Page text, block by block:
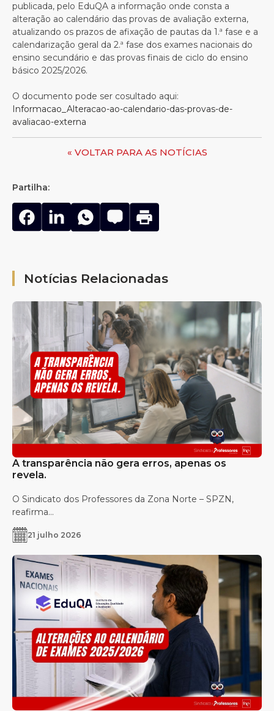
publicada, pelo EduQA a informação onde consta a
alteração ao calendário das provas de avaliação externa,
atualizando os prazos de afixação de pautas da 1.ª fase e a
calendarização geral da 2.ª fase dos exames nacionais do
ensino secundário e das provas finais de ciclo do ensino
básico 2025/2026.
O documento pode ser cosultado aqui:
Informacao_Alteracao-ao-calendario-das-provas-de-
avaliacao-externa
« VOLTAR PARA AS NOTÍCIAS
Partilha:
Notícias Relacionadas
A transparência não gera erros, apenas os
revela.
O Sindicato dos Professores da Zona Norte – SPZN,
reafirma...
21 julho 2026